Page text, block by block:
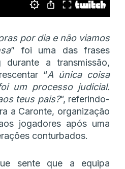
por dia e não viamos
” foi uma das frases
durante a transmissão,
“A única coisa
um processo judicial.
teus pais?“, referindo-
a Caronte, organização
jogadores após uma
conturbados.
sente que a equipa